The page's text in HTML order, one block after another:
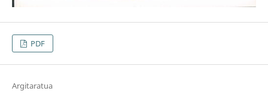
PDF
Argitaratua